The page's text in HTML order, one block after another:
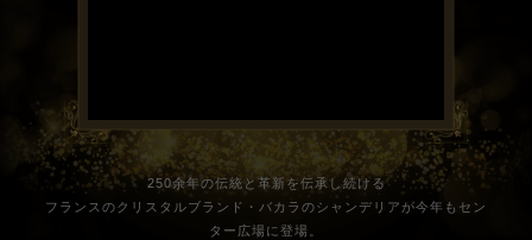
250余年の伝統と革新を伝承し続ける
フランスのクリスタルブランド・バカラのシャンデリアが今年もセン
ター広場に登場。